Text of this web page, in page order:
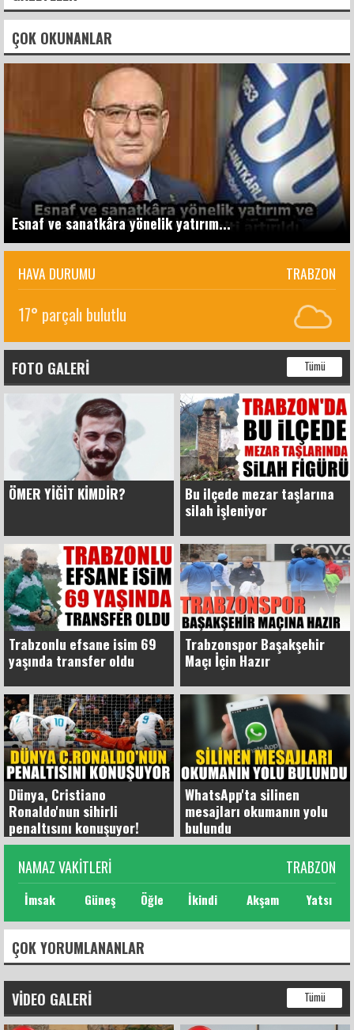
ÇOK OKUNANLAR
Esnaf ve sanatkâra yönelik yatırım...
HAVA DURUMU TRABZON
17° parçalı bulutlu
FOTO GALERI Tümü
ÖMER YİĞİT KİMDİR?
Bu ilçede mezar taşlarına
silah işleniyor
Trabzonlu efsane isim 69
yaşında transfer oldu
Trabzonspor Başakşehir
Maçı İçin Hazır
Dünya, Cristiano
Ronaldo'nun sihirli
penaltısını konuşuyor!
WhatsApp'ta silinen
mesajları okumanın yolu
bulundu
NAMAZ VAKITLERI
TRABZON
İmsak Güneş Öğle İkindi Akşam Yatsı
ÇOK YORUMLANANLAR
VIDEO GALERI Tümü